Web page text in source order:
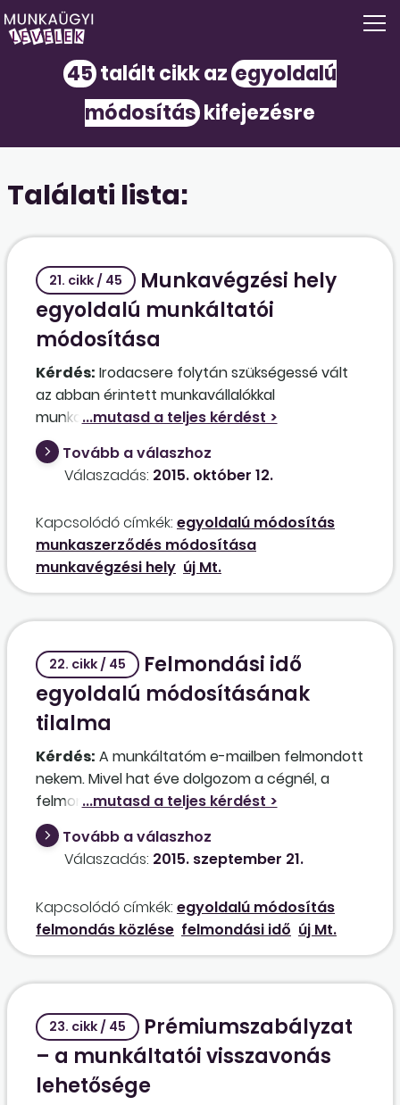
45 talált cikk az egyoldalú
módosítás kifejezésre
Találati lista:
21. cikk / 45
Munkavégzési hely
egyoldalú munkáltatói
módosítása
Kérdés: Irodacsere folytán szükségessé vált
az abban érintett munkavállalókkal
munkaszerződésük módosítása, mivel az a
munkaszerződésükben foglalt munkavégzési
hely módosulásával jár. A helyszín változására
Budapesten belül kerül sor. A módosítás
Jogszerű-e a munkáltató intézkedése, ha
egyoldalú munkáltatói utasítással határozza
meg az új munkavégzési helyet (mint
kiküldetés), ha egyébként a kollektív szerződés
alapján éves szinten 220 munkanapnyi
jogosult? Amennyiben esetlegesen
megtámadják a munkavállalók ezt az
intézkedést, milyen igényt támaszthatnak a
keresetükben? Csupán a munkáltató egyoldalú
intézkedésének hatályon kívül helyezését a
bíróság által? Vagy mást is?
Tovább a válaszhoz
Válaszadás: 2015. október 12.
Kapcsolódó címkék: egyoldalú módosítás
munkaszerződés módosítása
munkavégzési hely új Mt.
22. cikk / 45
Felmondási idő
egyoldalú módosításának
tilalma
Kérdés: A munkáltatóm e-mailben felmondott
nekem. Mivel hat éve dolgozom a cégnél, a
felmondási időm 45 nap lenne. A munkáltatóm
azonban megkeresett, hogy módosítani
szeretné a felmondási időt 50 napra. Mivel
azonban időközben találtam új munkát, ahol a
nem érdekem. Megteheti ezt a módosítást
utólag egyoldalúan az én beleegyezésem
nélkül egy "felmondáskiegészítéssel"?
Tovább a válaszhoz
Válaszadás: 2015. szeptember 21.
Kapcsolódó címkék: egyoldalú módosítás
felmondás közlése felmondási idő új Mt.
23. cikk / 45
Prémiumszabályzat
– a munkáltatói visszavonás
lehetősége